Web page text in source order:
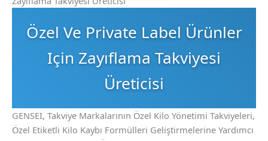
Özel Ve Private Label Ürünler
Için Zayıflama Takviyesi
Üreticisi
GENSEI, Takviye Markalarının Özel Kilo Yönetimi Takviyeleri,
Özel Etiketli Kilo Kaybı Formülleri Geliştirmelerine Yardımcı